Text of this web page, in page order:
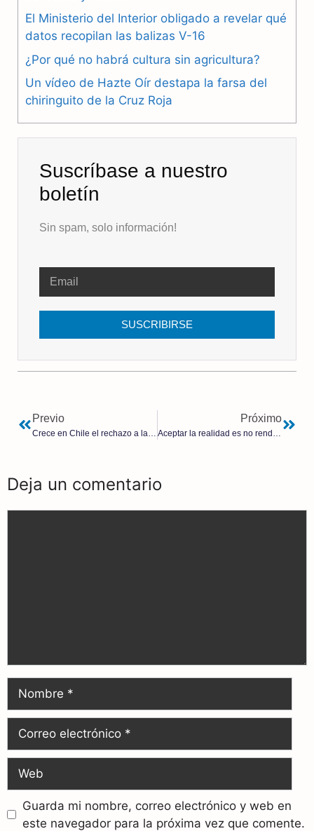
o
o
k
r
a
m
p
p
El Ministerio del Interior obligado a revelar qué
datos recopilan las balizas V-16
¿Por qué no habrá cultura sin agricultura?
Un vídeo de Hazte Oír destapa la farsa del
chiringuito de la Cruz Roja
Suscríbase a nuestro
boletín
Sin spam, solo información!
SUSCRIBIRSE
Previo Próximo
Deja un comentario
Guarda mi nombre, correo electrónico y web en
este navegador para la próxima vez que comente.